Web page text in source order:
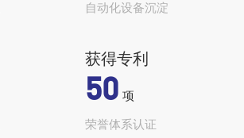
自动化设备沉淀
获得专利
50 项
荣誉体系认证